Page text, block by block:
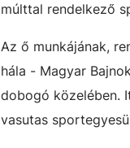
múlttal rendelkező
Az ő munkájának,
hála - Magyar
dobogó közelében.
vasutas